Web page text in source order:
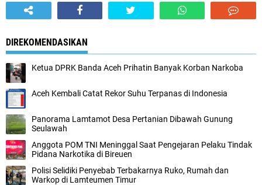
DIREKOMENDASIKAN
Ketua DPRK Banda Aceh Prihatin Banyak Korban Narkoba
Aceh Kembali Catat Rekor Suhu Terpanas di Indonesia
Panorama Lamtamot Desa Pertanian Dibawah Gunung
Seulawah
Anggota POM TNI Meninggal Saat Pengejaran Pelaku Tindak
Pidana Narkotika di Bireuen
Polisi Selidiki Penyebab Terbakarnya Ruko, Rumah dan
Warkop di Lamteumen Timur